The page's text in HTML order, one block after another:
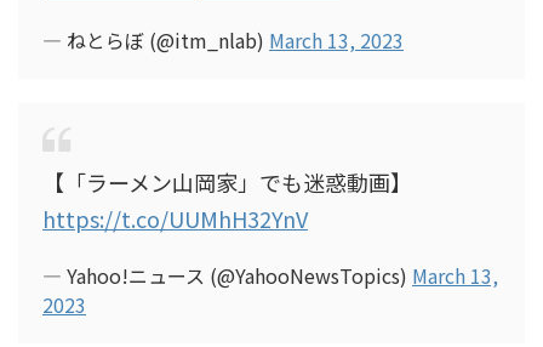
— ねとらぼ (@itm_nlab) March 13, 2023
【「ラーメン山岡家」でも迷惑動画】
https://t.co/UUMhH32YnV
— Yahoo!ニュース (@YahooNewsTopics) March 13,
2023